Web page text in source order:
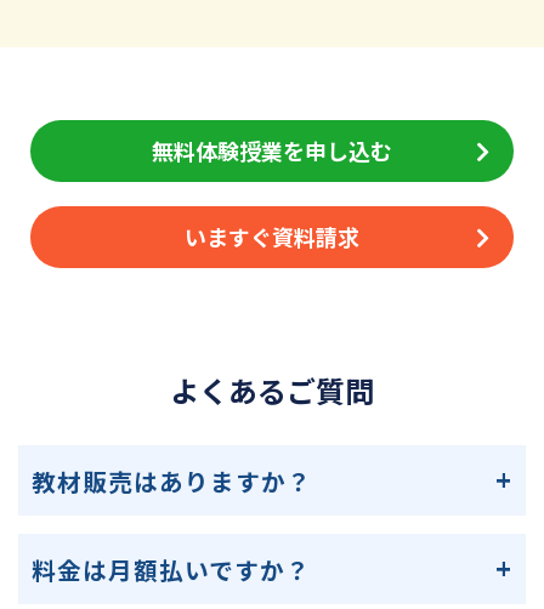
無料体験授業を申し込む
いますぐ資料請求
よくあるご質問
教材販売はありますか？
料金は月額払いですか？